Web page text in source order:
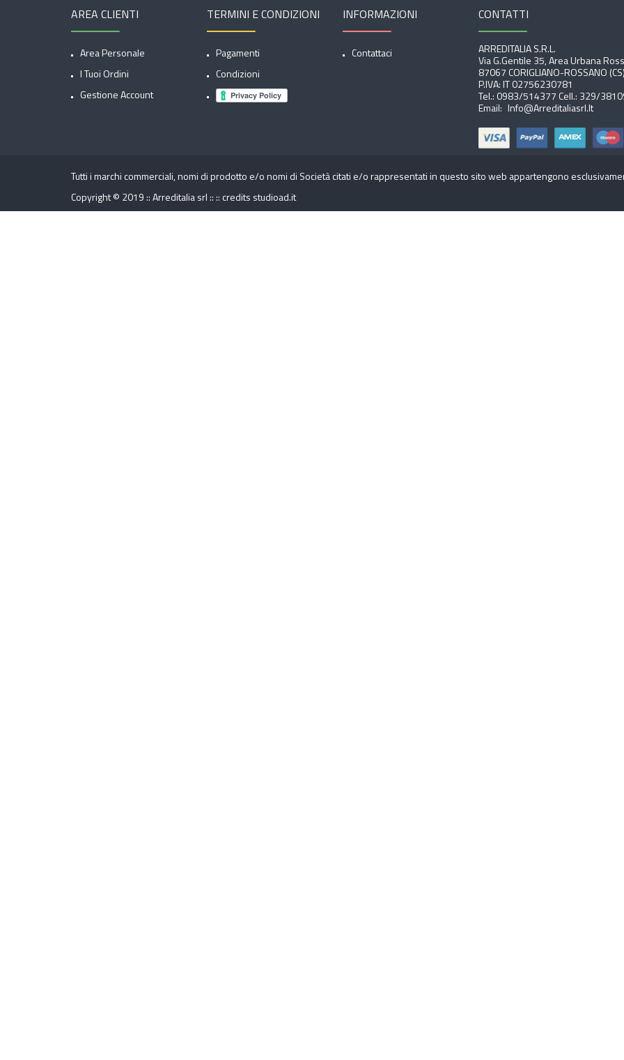
AREA CLIENTI
Area Personale
I Tuoi Ordini
Gestione Account
TERMINI E CONDIZIONI
Pagamenti
Condizioni
INFORMAZIONI
Contattaci
CONTATTI
ARREDITALIA S.r.l.
Via G.Gentile 35, Area Urbana
87067 CORIGLIANO-ROSSANO (CS)
P.IVA: IT 02756230781
Tel.: 0983/514377 Cell.: 329/
Email: Info@arreditaliasrl.it
Tutti i marchi commerciali, nomi di prodotto e/o nomi di Società citati e/o rappresentati in questo sito web appartengono
Copyright © 2019 :: Arreditalia srl :: ::credits studioad.it